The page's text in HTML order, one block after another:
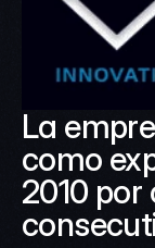
VSN Arena
VSN News
VSN
Smart
VSNExplorer +
La
como
2010